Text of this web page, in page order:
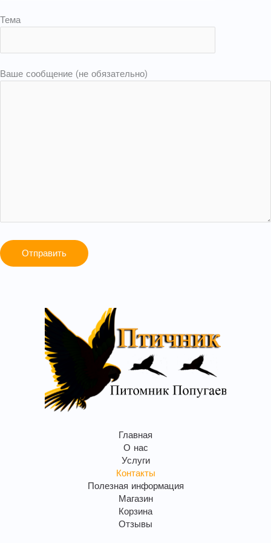
Тема
Ваше сообщение (не обязательно)
Главная
О нас
Услуги
Контакты
Полезная информация
Магазин
Корзина
Отзывы